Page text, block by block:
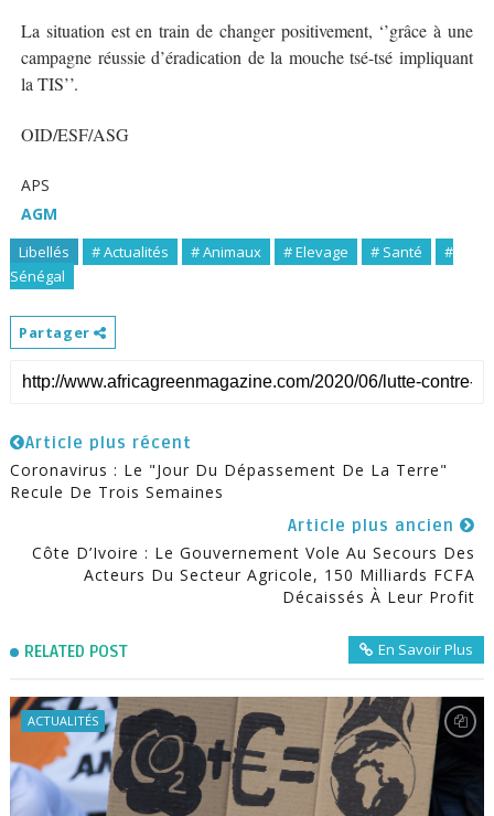
La situation est en train de changer positivement, ‘’grâce à une
campagne réussie d’éradication de la mouche tsé-tsé impliquant
la TIS’’.
OID/ESF/ASG
APS
AGM
Libellés # Actualités # Animaux # Elevage # Santé
#
Sénégal
Partager
Article plus récent
Coronavirus : Le "jour Du Dépassement De La Terre"
Recule De Trois Semaines
Article plus ancien
Côte D’Ivoire : Le Gouvernement Vole Au Secours Des
Acteurs Du Secteur Agricole, 150 Milliards FCFA
Décaissés À Leur Profit
RELATED POST En Savoir Plus
ACTUALITÉS